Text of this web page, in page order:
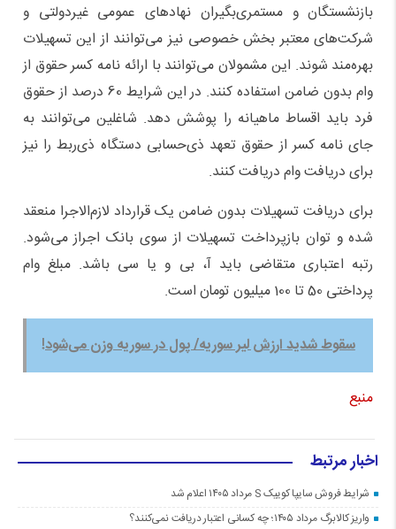
بازنشستگان و مستمری‌بگیران نهادهای عمومی غیردولتی و
شرکت‌های معتبر بخش خصوصی نیز می‌توانند از این تسهیلات
بهره‌مند شوند. این مشمولان می‌توانند با ارائه نامه کسر حقوق از
وام بدون ضامن استفاده کنند. در این شرایط 60 درصد از حقوق
فرد باید اقساط ماهیانه را پوشش دهد. شاغلین می‌توانند به
جای نامه کسر از حقوق تعهد ذی‌حسابی دستگاه ذی‌ربط را نیز
برای دریافت وام دریافت کنند.
برای دریافت تسهیلات بدون ضامن یک قرارداد لازم‌الاجرا منعقد
شده و توان بازپرداخت تسهیلات از سوی بانک اجراز می‌شود.
رتبه اعتباری متقاضی باید آ، بی و یا سی باشد. مبلغ وام
پرداختی 50 تا 100 میلیون تومان است.
سقوط شدید ارزش لیر سوریه/ پول در سوریه وزن می‌شود!
منبع
اخبار مرتبط
شرایط فروش سایپا کوییک S مرداد ۱۴۰۵ اعلام شد
واریز کالابرگ مرداد ۱۴۰۵؛ چه کسانی اعتبار دریافت نمی‌کنند؟